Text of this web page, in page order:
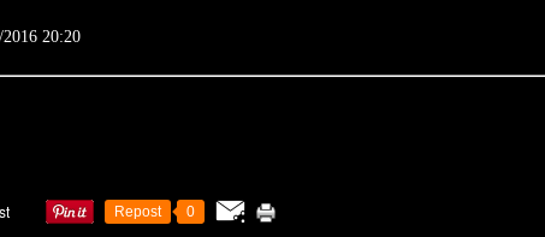
/2016 20:20
Repost 0